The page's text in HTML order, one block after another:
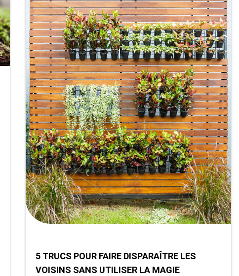
5 TRUCS POUR FAIRE DISPARAÎTRE LES
VOISINS SANS UTILISER LA MAGIE